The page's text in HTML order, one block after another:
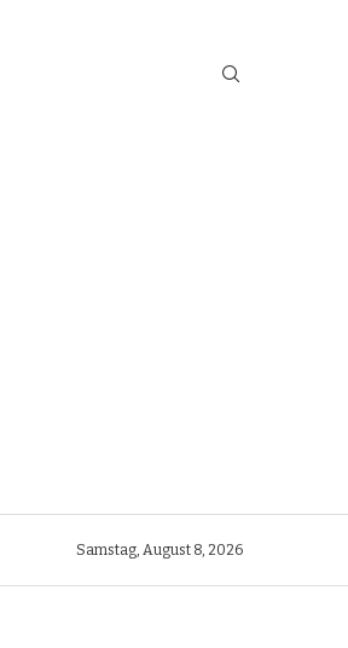
Samstag, August 8, 2026